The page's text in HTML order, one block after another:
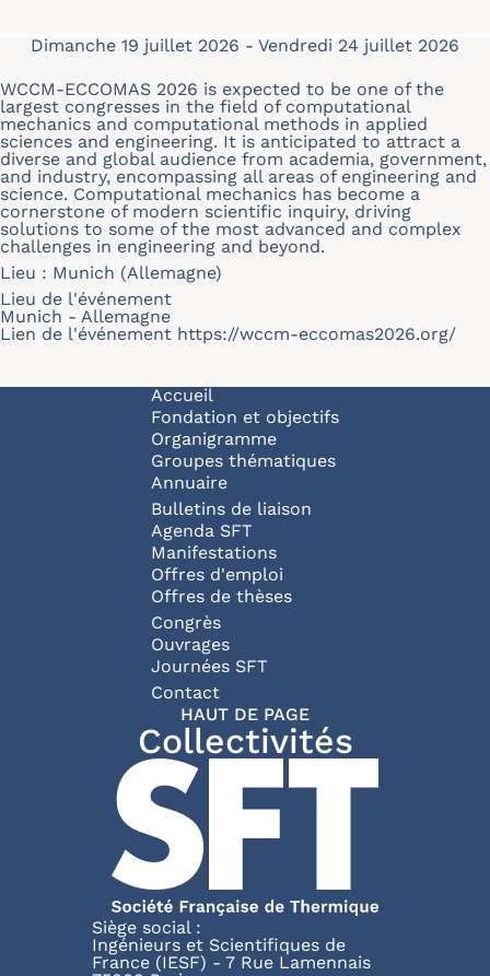
Dimanche 19 juillet 2026 - Vendredi 24 juillet 2026
WCCM-ECCOMAS 2026 is expected to be one of the
largest congresses in the field of computational
mechanics and computational methods in applied
sciences and engineering. It is anticipated to attract a
diverse and global audience from academia, government,
and industry, encompassing all areas of engineering and
science. Computational mechanics has become a
cornerstone of modern scientific inquiry, driving
solutions to some of the most advanced and complex
challenges in engineering and beyond.
Lieu : Munich (Allemagne)
Lieu de l'événement
Munich - Allemagne
Lien de l'événement https://wccm-eccomas2026.org/
Navigation principale
Accueil
Fondation et objectifs
Organigramme
Groupes thématiques
Annuaire
Bulletins de liaison
Agenda SFT
Manifestations
Offres d'emploi
Offres de thèses
Congrès
Ouvrages
Journées SFT
Pied de page
Contact
HAUT DE PAGE
Collectivités
Siège social :
Ingénieurs et Scientifiques de
France (IESF) - 7 Rue Lamennais